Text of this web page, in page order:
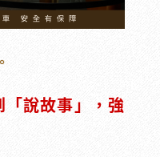
說故事」，強